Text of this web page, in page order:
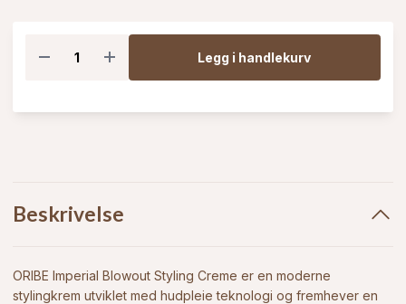
Legg i handlekurv
Beskrivelse
ORIBE Imperial Blowout Styling Creme er en moderne
stylingkrem utviklet med hudpleie teknologi og fremhever en